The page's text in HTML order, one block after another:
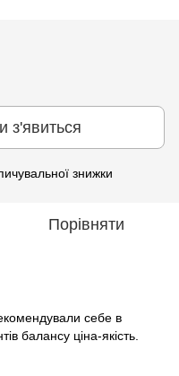
з'явиться
знижки
Порівняти
себе в
балансу ціна-якість.